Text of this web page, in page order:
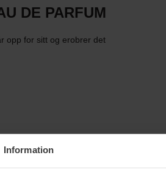
Information
DE PARFUM
opp for sitt og erobrer det